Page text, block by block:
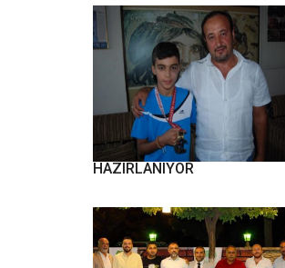
NİZİPLİ SPORCU İSPANYAYA
HAZIRLANIYOR